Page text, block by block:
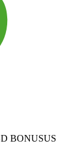
BONUSUS